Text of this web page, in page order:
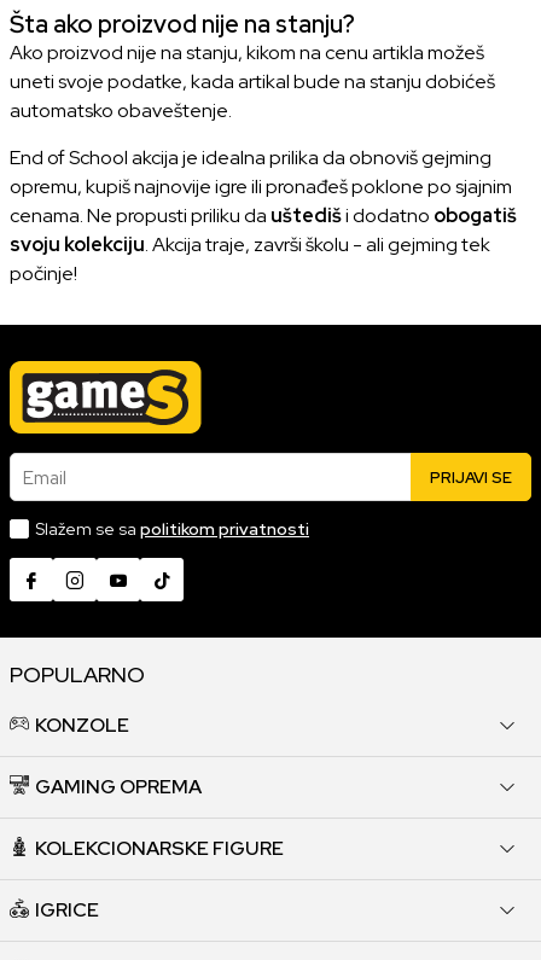
Šta ako proizvod nije na stanju?
Ako proizvod nije na stanju, kikom na cenu artikla možeš
uneti svoje podatke, kada artikal bude na stanju dobićeš
automatsko obaveštenje.
End of School akcija je idealna prilika da obnoviš gejming
opremu, kupiš najnovije igre ili pronađeš poklone po sjajnim
cenama. Ne propusti priliku da uštediši dodatno obogatiš
svoju kolekciju. Akcija traje, završi školu - ali gejming tek
počinje!
Email PRIJAVI SE
Slažem se sa politikom privatnosti
POPULARNO
KONZOLE
GAMING OPREMA
KOLEKCIONARSKE FIGURE
IGRICE